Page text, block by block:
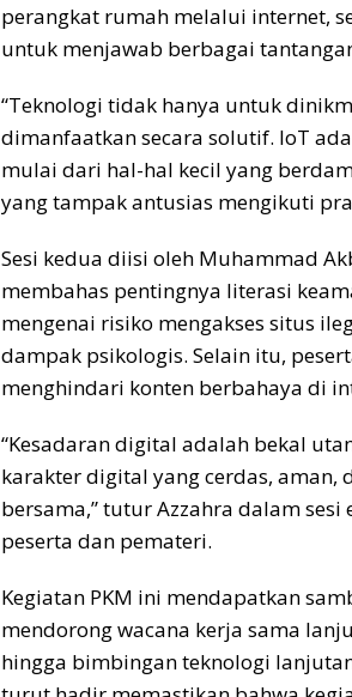
perangkat rumah melalui internet,
untuk menjawab berbagai
“Teknologi tidak hanya untuk
dimanfaatkan secara solutif. IoT
mulai dari hal-hal kecil yang
yang tampak antusias mengikuti
Sesi kedua diisi oleh Muhammad
membahas pentingnya literasi
mengenai risiko mengakses situs
dampak psikologis. Selain itu,
menghindari konten berbahaya di
“Kesadaran digital adalah bekal
karakter digital yang cerdas,
bersama,” tutur Azzahra dalam
peserta dan pemateri.
Kegiatan PKM ini mendapatkan
mendorong wacana kerja sama
hingga bimbingan teknologi